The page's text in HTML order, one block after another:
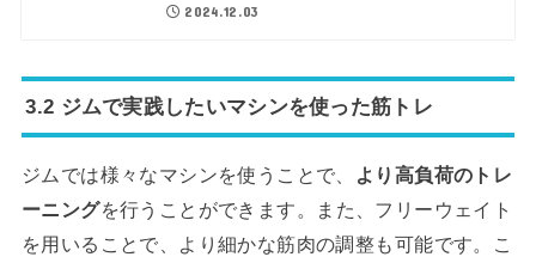
2024.12.03
3.2 ジムで実践したいマシンを使った筋トレ
ジムでは様々なマシンを使うことで、
より高負荷のトレ
ーニングを行うことができます。また、フリーウェイト
を用いることで、より細かな筋肉の調整も可能です。こ